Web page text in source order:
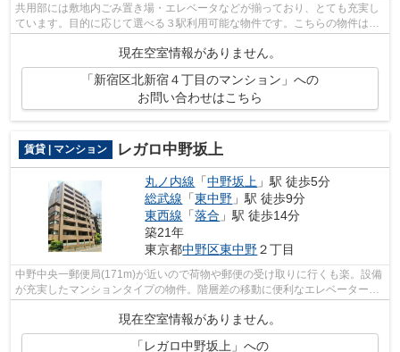
共用部には敷地内ごみ置き場・エレベータなどが揃っており、とても充実し
ています。目的に応じて選べる３駅利用可能な物件です。こちらの物件はマ
現在空室情報がありません。
「新宿区北新宿４丁目のマンション」への
お問い合わせはこちら
賃貸 | マンション レガロ中野坂上
丸ノ内線 「中野坂上 」駅 徒歩5分
総武線 「東中野 」駅 徒歩9分
東西線 「落合 」駅 徒歩14分
築21年
東京都中野区東中野２丁目
中野中央一郵便局(171m)が近いので荷物や郵便の受け取りに行くも楽。設備
が充実したマンションタイプの物件。階層差の移動に便利なエレベーターが
現在空室情報がありません。
「レガロ中野坂上」への